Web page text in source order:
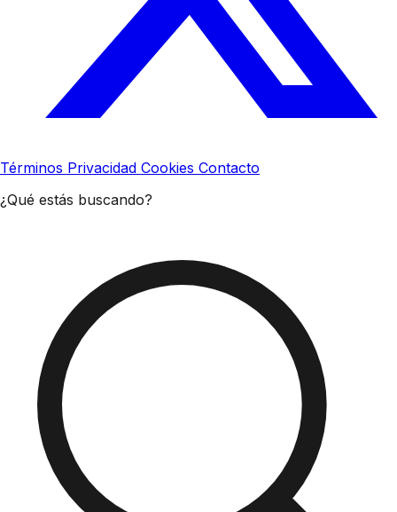
Términos Privacidad Cookies Contacto
¿Qué estás buscando?